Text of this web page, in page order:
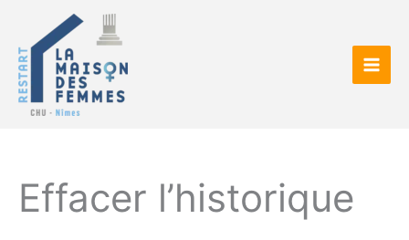
contenu
Effacer l’historique